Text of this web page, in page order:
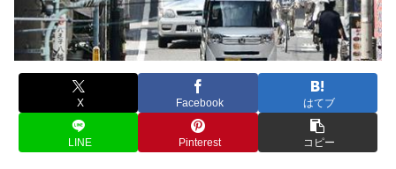
X Facebook はてブ
LINE Pinterest コピー